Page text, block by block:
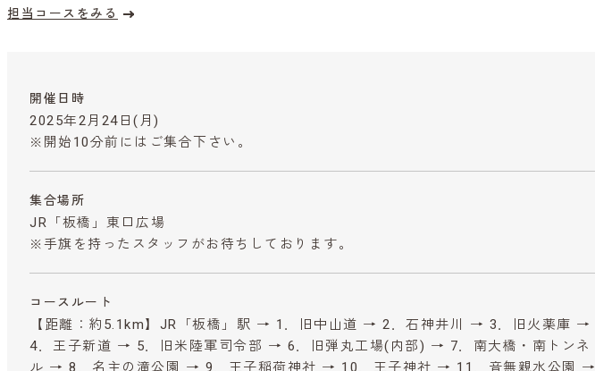
担当コースをみる
開催日時
2025年2月24日(月)
※開始10分前にはご集合下さい。
集合場所
JR「板橋」東口広場
※手旗を持ったスタッフがお待ちしております。
コースルート
【距離：約5.1km】JR「板橋」駅 → 1．旧中山道 → 2．石神井川 → 3．旧火薬庫 →
4．王子新道 → 5．旧米陸軍司令部 → 6．旧弾丸工場(内部) → 7．南大橋・南トンネ
ル → 8．名主の滝公園 → 9．王子稲荷神社 → 10．王子神社 → 11．音無親水公園 →